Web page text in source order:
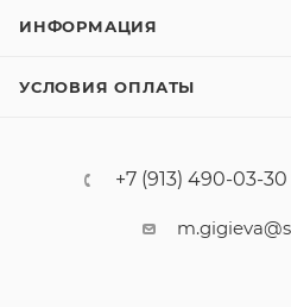
ИНФОРМАЦИЯ
УСЛОВИЯ ОПЛАТЫ
+7 (913) 490-03-30